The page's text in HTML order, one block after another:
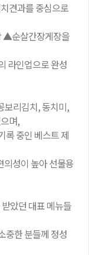
견과를 중심으로
▲순살간장게장을
라인업으로 완성
보리김치, 동치미,
며,
록 중인 베스트 제
의성이 높아 선물용
았던 대표 메뉴들
중한 분들께 정성